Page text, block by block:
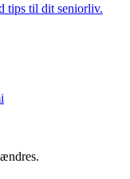
tips til dit seniorliv.